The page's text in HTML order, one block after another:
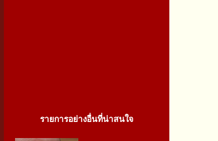
รายการอย่างอื่นที่น่าสนใจ